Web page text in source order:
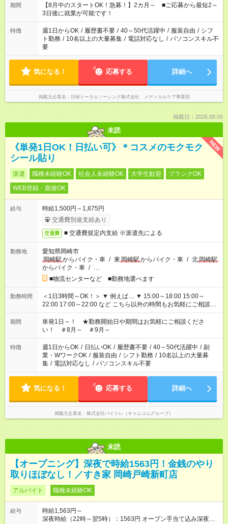
時間。 合計で週40時間を超える場合は応募できません。
期間
【8月中のスタートOK！急募！】2カ月～ ■ご応募から最短2～
3日後に就業が可能です！
特徴 週1日からOK / 履歴書不要 / 40～50代活躍中 / 服装自由 / シフ
ト勤務 / 10名以上の大量募集 / 電話対応なし / パソコンスキル不
要
気になる！ 応募する 詳細へ
掲載元企業名 日研トータルソーシング株式会社 メディカルケア事業部
掲載日：2026.08.05
未読
NEW
《単発1日OK！日払い可》＊コスメのモクモク
シール貼り
派遣 職種未経験OK 社会人未経験OK 大学生歓迎
ブランクOK
WEB登録・面接OK
給与
時給1,500円～1,875円
交通費別途支給あり
交通費 ■ 交通費規定内支給 ※派遣先による
勤務地
愛知県岡崎市
岡崎駅からバイク・車 / 東 岡崎駅からバイク・車 / 北岡崎駅
からバイク・車 / …
■物流センターなど ■勤務地選べます
勤務時間
＜1日3時間～OK！＞ ▼ 例えば… ▼ 15:00～18:00 15:00～
22:00 17:00～22:00 など こちら以外の時間もお気軽にご相談く
ださい！
期間
単発1日～！ ★勤務開始日や期間はお気軽にご相談くださ
い！ ＃8月～ ＃9月～
特徴 週1日からOK / 日払いOK / 履歴書不要 / 40～50代活躍中 / 副
業・WワークOK / 服装自由 / シフト勤務 / 10名以上の大量募
集 / 電話対応なし / パソコンスキル不要
気になる！ 応募する 詳細へ
掲載元企業名 株式会社バイトレ（キャムコムグループ）
未読
【オープニング】深夜で時給1563円！金銭のやり
取りほぼなし！／すき家 岡崎戸崎新町店
アルバイト 職種未経験OK
給与
時給1,563円～
深夜時給（22時～翌5時）：1563円 オープン手当て込み深夜時